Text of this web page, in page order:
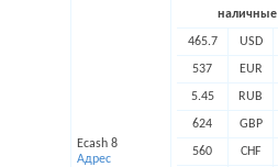
Ecash 8
Адрес
наличные
465.7 USD
537 EUR
5.45 RUB
624 GBP
560 CHF